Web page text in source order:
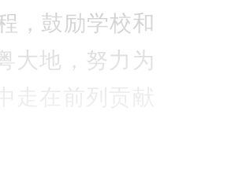
，鼓励学校和
大地，努力为